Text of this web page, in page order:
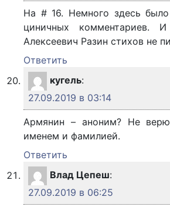
На # 16. Немного здесь
циничных комментариев.
Алексеевич Разин стихов не
Ответить
кугель:
27.09.2019 в 03:14
Армянин – аноним? Не
именем и фамилией.
Ответить
Влад Цепеш:
27.09.2019 в 06:25